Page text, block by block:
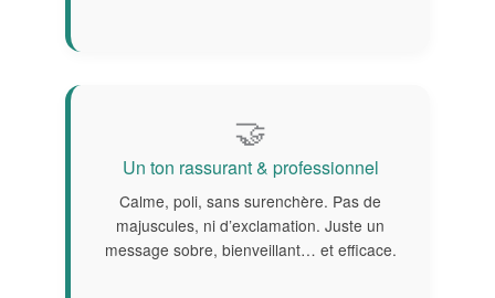
🤝
Un ton rassurant & professionnel
Calme, poli, sans surenchère. Pas de
majuscules, ni d’exclamation. Juste un
message sobre, bienveillant… et efficace.